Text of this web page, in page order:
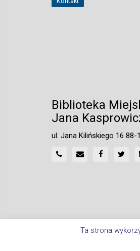
Biblioteka
Jana
ul. Jana Kilińskiego 16 88-
Ta strona